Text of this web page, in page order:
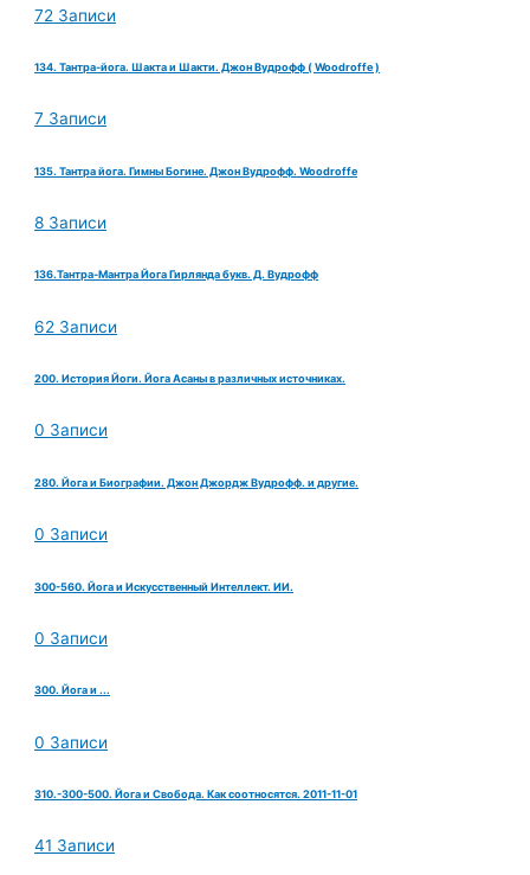
72 Записи
134. Тантра-йога. Шакта и Шакти. Джон Вудрофф ( Woodroffe )
7 Записи
135. Тантра йога. Гимны Богине. Джон Вудрофф. Woodroffe
8 Записи
136.Тантра-Мантра Йога Гирлянда букв. Д. Вудрофф
62 Записи
200. История Йоги. Йога Асаны в различных источниках.
0 Записи
280. Йога и Биографии. Джон Джордж Вудрофф. и другие.
0 Записи
300-560. Йога и Искусственный Интеллект. ИИ.
0 Записи
300. Йога и ...
0 Записи
310.-300-500. Йога и Свобода. Как соотносятся. 2011-11-01
41 Записи